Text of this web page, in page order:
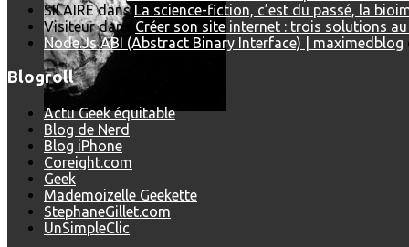
SILAIREdans La science-fiction, c’est du passé, la
Visiteurdans Créer son site internet : trois solutions au
Node.Js ABI (Abstract Binary Interface) | maximedblog
Blogroll
Actu Geek équitable
Blog de Nerd
Blog iPhone
Coreight.com
Geek
Mademoizelle Geekette
StephaneGillet.com
UnSimpleClic